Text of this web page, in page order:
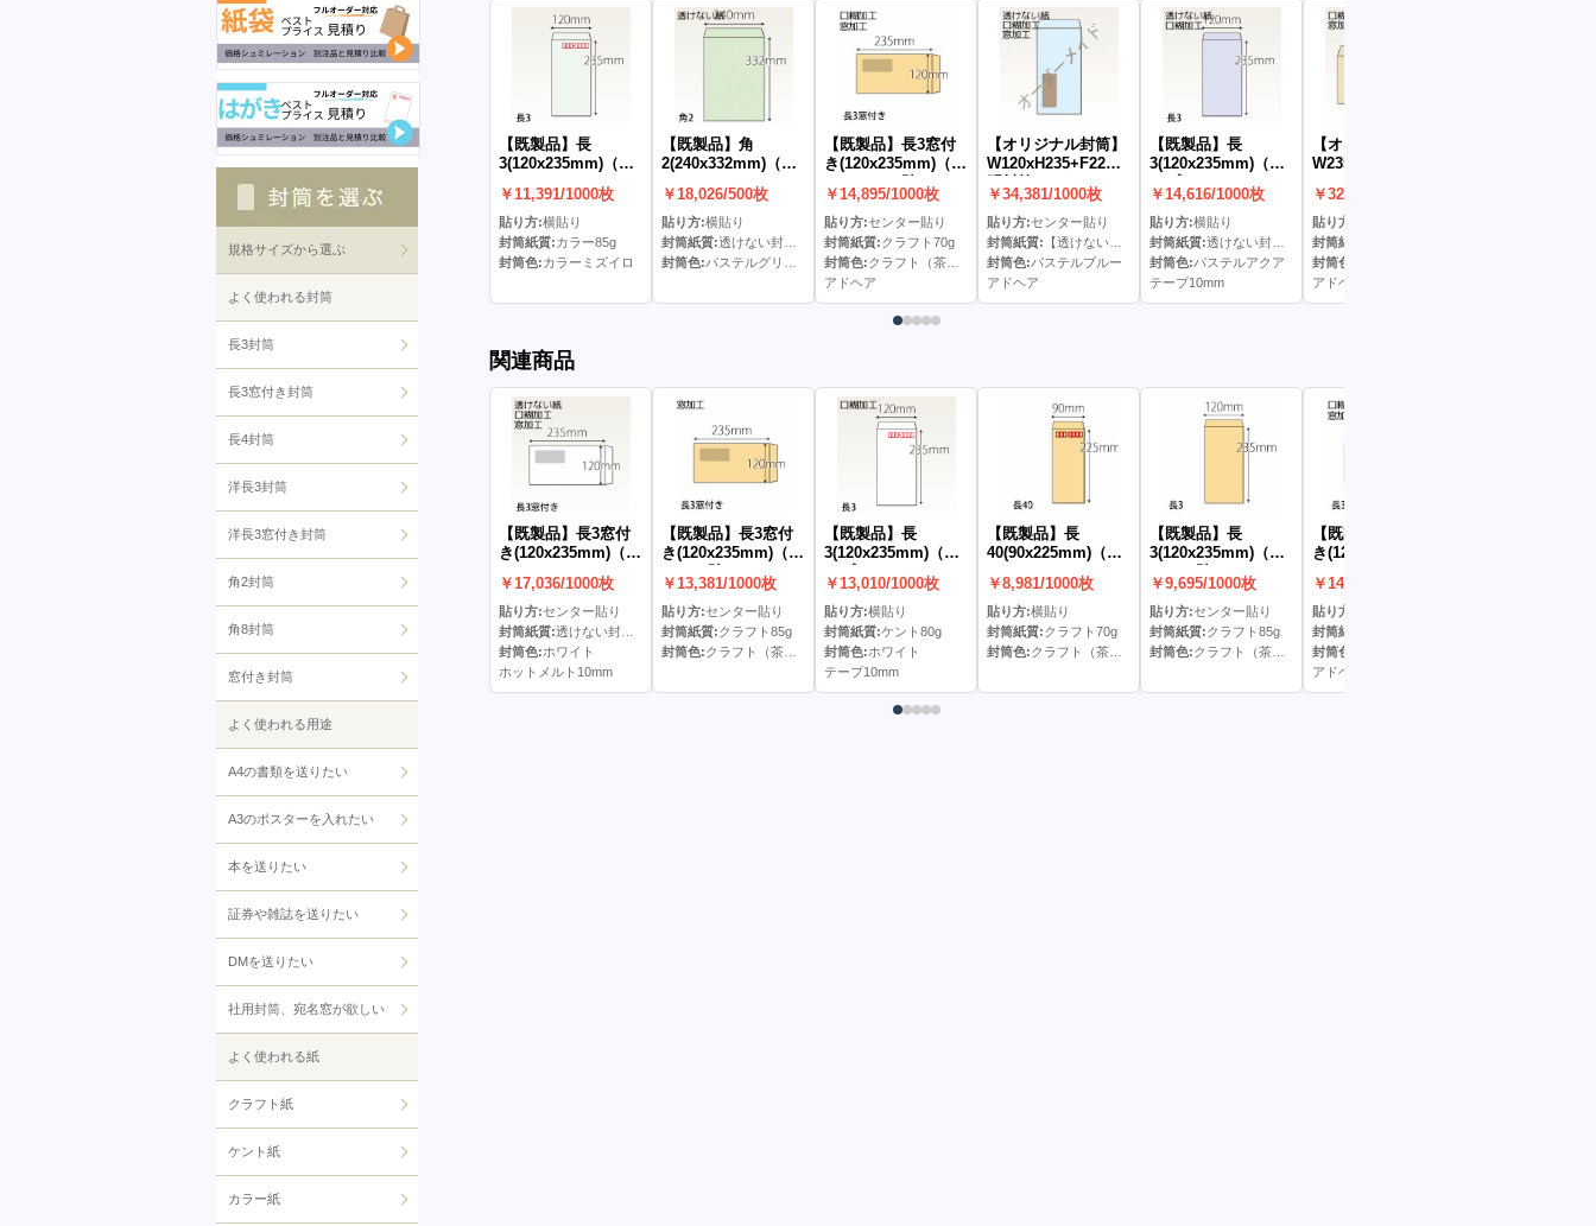
規格サイズから選ぶ
よく使われる封筒
長3封筒
長3窓付き封筒
長4封筒
洋長3封筒
洋長3窓付き封筒
角2封筒
角8封筒
窓付き封筒
よく使われる用途
A4の書類を送りたい
A3のポスターを入れたい
本を送りたい
証券や雑誌を送りたい
DMを送りたい
社用封筒、宛名窓が欲しい
よく使われる紙
クラフト紙
ケント紙
カラー紙
【既製品】長
3(120x235mm)（な
￥11,391/1000枚
貼り方:横貼り
封筒紙質:カラー85g
封筒色:カラーミズイロ
【既製品】角
2(240x332mm)（な
￥18,026/500枚
貼り方:横貼り
封筒紙質:透けない封筒パステル100g
封筒色:パステルグリーン
【既製品】長3窓付
き(120x235mm)（ア
ドヘア）(C貼)
￥14,895/1000枚
貼り方:センター貼り
封筒紙質:クラフト70g
封筒色:クラフト（茶）色
アドヘア
【オリジナル封筒】
W120xH235+F22窓
明封筒(アドヘア)(C
貼)
￥34,381/1000枚
貼り方:センター貼り
封筒紙質: 【透けないパステルカラー（＝ハーフトーン９９）】
封筒色:パステルブルー
アドヘア
【既製品】長
3(120x235mm)（テ
ープ10mm）
￥14,616/1000枚
貼り方:横貼り
封筒紙質:透けない封筒パステル80g
封筒色:パステルアクア
テープ10mm
【オリジナル封筒】
W235xH120+F35内
ドヘア)(両横貼)
￥32,830/1000枚
貼り方:
封筒紙質:
封筒色:
アドヘア
関連商品
【既製品】長3窓付
き(120x235mm)（ホ
(C貼)
￥17,036/1000枚
貼り方:センター貼り
封筒紙質:透けない封筒ケント80g
封筒色:ホワイト
ホットメルト10mm
【既製品】長3窓付
き(120x235mm)（な
し）(C貼)
￥13,381/1000枚
貼り方:センター貼り
封筒紙質:クラフト85g
封筒色:クラフト（茶）色
【既製品】長
3(120x235mm)（テ
ープ10mm）
￥13,010/1000枚
貼り方:横貼り
封筒紙質:ケント80g
封筒色:ホワイト
テープ10mm
【既製品】長
40(90x225mm)（な
￥8,981/1000枚
貼り方:横貼り
封筒紙質:クラフト70g
封筒色:クラフト（茶）色
【既製品】長
3(120x235mm)（な
し）(C貼)
￥9,695/1000枚
貼り方:センター貼り
封筒紙質:クラフト85g
封筒色:クラフト（茶）色
【既製品】長3窓付
き(120x235mm)（ア
￥14,895/1000枚
貼り方:
封筒紙質:
封筒色:
アドヘア